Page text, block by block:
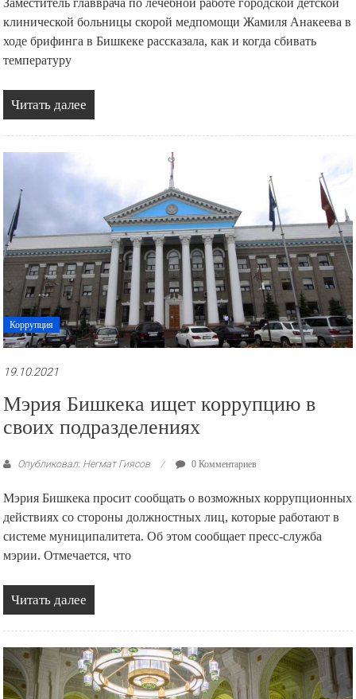
клинической больницы скорой медпомощи Жамиля Анакеева в
ходе брифинга в Бишкеке рассказала, как и когда сбивать
температуру
Читать далее
Коррупция
19.10.2021
Мэрия Бишкека ищет коррупцию в
своих подразделениях
Опубликовал: Негмат Гиясов 0 Комментариев
Мэрия Бишкека просит сообщать о возможных коррупционных
действиях со стороны должностных лиц, которые работают в
системе муниципалитета. Об этом сообщает пресс-служба
мэрии. Отмечается, что
Читать далее